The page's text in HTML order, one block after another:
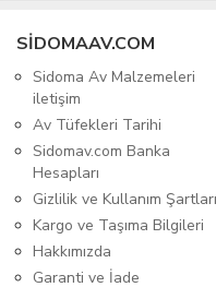
SIDOMAAV.COM
Sidoma Av Malzemeleri
iletişim
Av Tüfekleri Tarihi
Sidomav.com Banka
Hesapları
Gizlilik ve Kullanım Şartları
Kargo ve Taşıma Bilgileri
Hakkımızda
Garanti ve İade